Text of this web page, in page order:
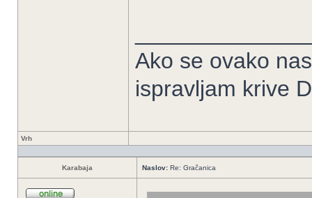
Ako se ovako
ispravljam krive
Vrh
Karabaja Naslov: Re: Gračanica